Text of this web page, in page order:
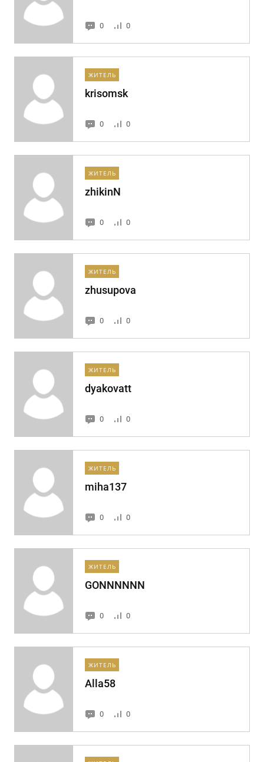
0 0
ЖИТЕЛЬ
krisomsk
0 0
ЖИТЕЛЬ
zhikinN
0 0
ЖИТЕЛЬ
zhusupova
0 0
ЖИТЕЛЬ
dyakovatt
0 0
ЖИТЕЛЬ
miha137
0 0
ЖИТЕЛЬ
GONNNNNN
0 0
ЖИТЕЛЬ
Alla58
0 0